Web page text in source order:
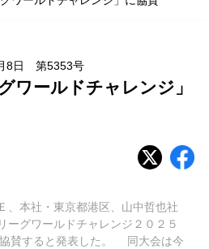
8日 第5353号
ワールドチャレンジ」
本社・東京都港区、山中哲也社
ーグワールドチャレンジ２０２５
賛すると発表した。 同大会は今